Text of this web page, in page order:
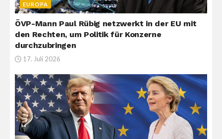
EUROPA
ÖVP-Mann Paul Rübig netzwerkt in der EU mit
den Rechten, um Politik für Konzerne
durchzubringen
17. Juli 2026